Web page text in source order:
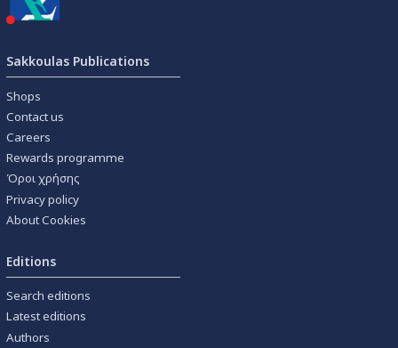
Sakkoulas Publications
Shops
Contact us
Careers
Rewards programme
Όροι χρήσης
Privacy policy
About Cookies
Editions
Search editions
Latest editions
Authors